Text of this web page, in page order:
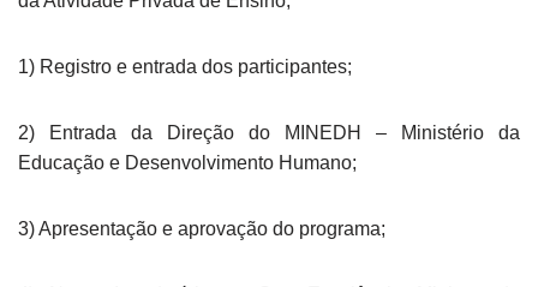
1) Registro e entrada dos participantes;
2) Entrada da Direção do MINEDH – Ministério da
Educação e Desenvolvimento Humano;
3) Apresentação e aprovação do programa;